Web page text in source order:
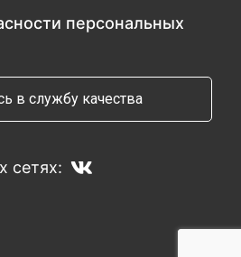
персональных
в службу качества
сетях: